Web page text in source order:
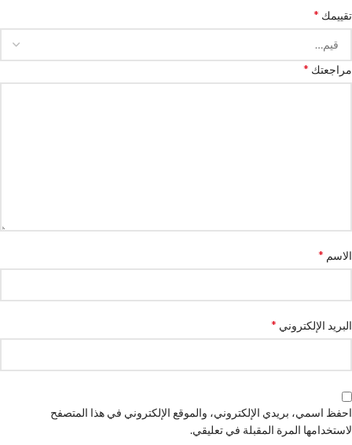
تقييمك *
مراجعتك *
الاسم *
البريد الإلكتروني *
احفظ اسمي، بريدي الإلكتروني، والموقع الإلكتروني في هذا المتصفح
لاستخدامها المرة المقبلة في تعليقي.